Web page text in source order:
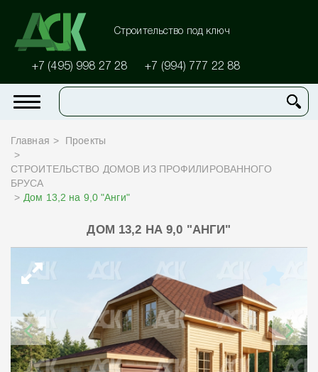
Строительство под ключ
+7 (495) 998 27 28 +7 (994) 777 22 88
Главная Проекты
СТРОИТЕЛЬСТВО ДОМОВ ИЗ ПРОФИЛИРОВАННОГО
БРУСА
Дом 13,2 на 9,0 "Анги"
ДОМ 13,2 НА 9,0 "АНГИ"